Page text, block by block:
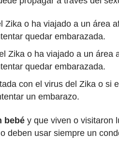
Zika o ha viajado a un área
quedar embarazada.
Zika o ha viajado a un
quedar embarazada.
con el virus del Zika o si
un embarazo.
bebé y que viven o visitaron
deben usar siempre un